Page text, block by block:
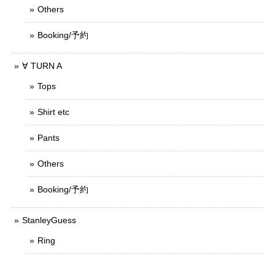
Others
Booking/予約
∀ TURN A
Tops
Shirt etc
Pants
Others
Booking/予約
StanleyGuess
Ring